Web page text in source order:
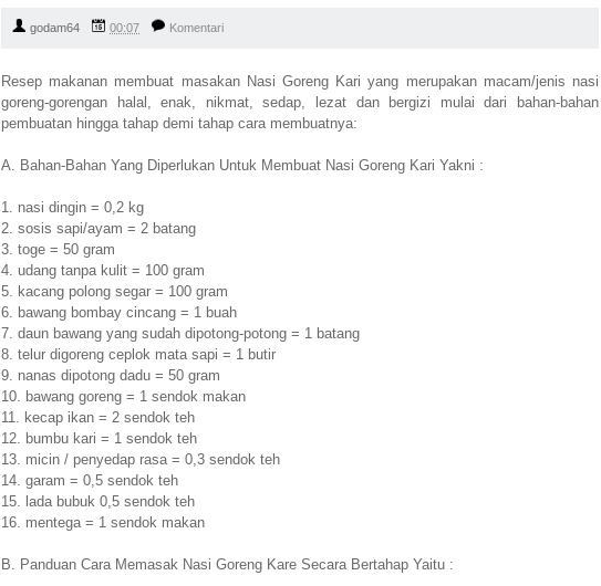
godam64 00:07 Komentari
Resep makanan membuat masakan Nasi Goreng Kari yang merupakan macam/jenis nasi
goreng-gorengan halal, enak, nikmat, sedap, lezat dan bergizi mulai dari bahan-bahan
pembuatan hingga tahap demi tahap cara membuatnya:
A. Bahan-Bahan Yang Diperlukan Untuk Membuat Nasi Goreng Kari Yakni :
1. nasi dingin = 0,2 kg
2. sosis sapi/ayam = 2 batang
3. toge = 50 gram
4. udang tanpa kulit = 100 gram
5. kacang polong segar = 100 gram
6. bawang bombay cincang = 1 buah
7. daun bawang yang sudah dipotong-potong = 1 batang
8. telur digoreng ceplok mata sapi = 1 butir
9. nanas dipotong dadu = 50 gram
10. bawang goreng = 1 sendok makan
11. kecap ikan = 2 sendok teh
12. bumbu kari = 1 sendok teh
13. micin / penyedap rasa = 0,3 sendok teh
14. garam = 0,5 sendok teh
15. lada bubuk 0,5 sendok teh
16. mentega = 1 sendok makan
B. Panduan Cara Memasak Nasi Goreng Kare Secara Bertahap Yaitu :